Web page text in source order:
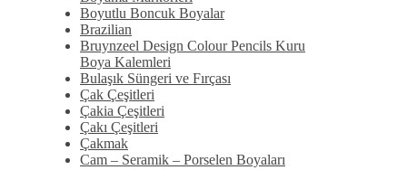
Boyutlu Boncuk Boyalar
Brazilian
Bruynzeel Design Colour Pencils Kuru
Boya Kalemleri
Bulaşık Süngeri ve Fırçası
Çak Çeşitleri
Çakia Çeşitleri
Çakı Çeşitleri
Çakmak
Cam – Seramik – Porselen Boyaları